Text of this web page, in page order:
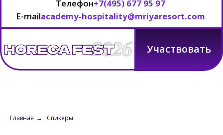
Телефон +7(495) 677 95 97
E-mail academy-hospitality@mriyaresort.com
Главная → Спикеры